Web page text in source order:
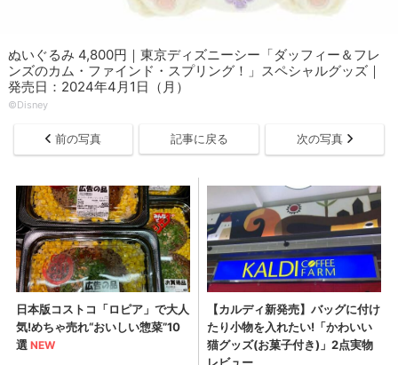
ぬいぐるみ 4,800円｜東京ディズニーシー「ダッフィー＆フレ
ンズのカム・ファインド・スプリング！」スペシャルグッズ｜
発売日：2024年4月1日（月）
©Disney
前の写真 記事に戻る 次の写真